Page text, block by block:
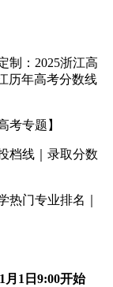
制：2025浙江高
历年高考分数线
考专题】
档线｜录取分数
热门专业排名｜
月1日9:00开始